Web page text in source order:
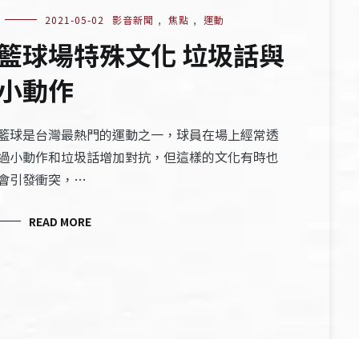
2021-05-02 影音新聞 , 焦點 , 運動
球場特殊文化 垃圾話與
動作
球是台灣最熱門的運動之一，球員在場上經常透
小動作和垃圾話增加對抗，但這樣的文化有時也
引發衝突，…
READ MORE